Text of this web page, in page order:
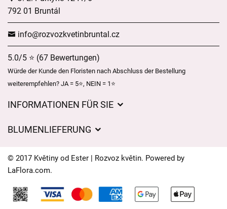
792 01 Bruntál
info@rozvozkvetinbruntal.cz
5.0/5 ⭐ (67 Bewertungen)
Würde der Kunde den Floristen nach Abschluss der Bestellung
weiterempfehlen? JA = 5⭐, NEIN = 1⭐
INFORMATIONEN FÜR SIE
Lieferzeiten für Blumen – Übersicht der Möglichkeiten
BLUMENLIEFERUNG
Wohin wir Blumen liefern
Kontakt
© 2017 Květiny od Ester | Rozvoz květin. Powered by
LaFlora.com.